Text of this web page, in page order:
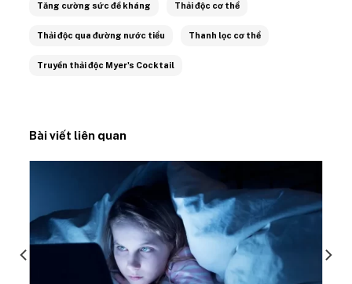
Tăng cường sức đề kháng Thải độc cơ thể
Thải độc qua đường nước tiểu Thanh lọc cơ thể
Truyền thải độc Myer's Cocktail
Bài viết liên quan